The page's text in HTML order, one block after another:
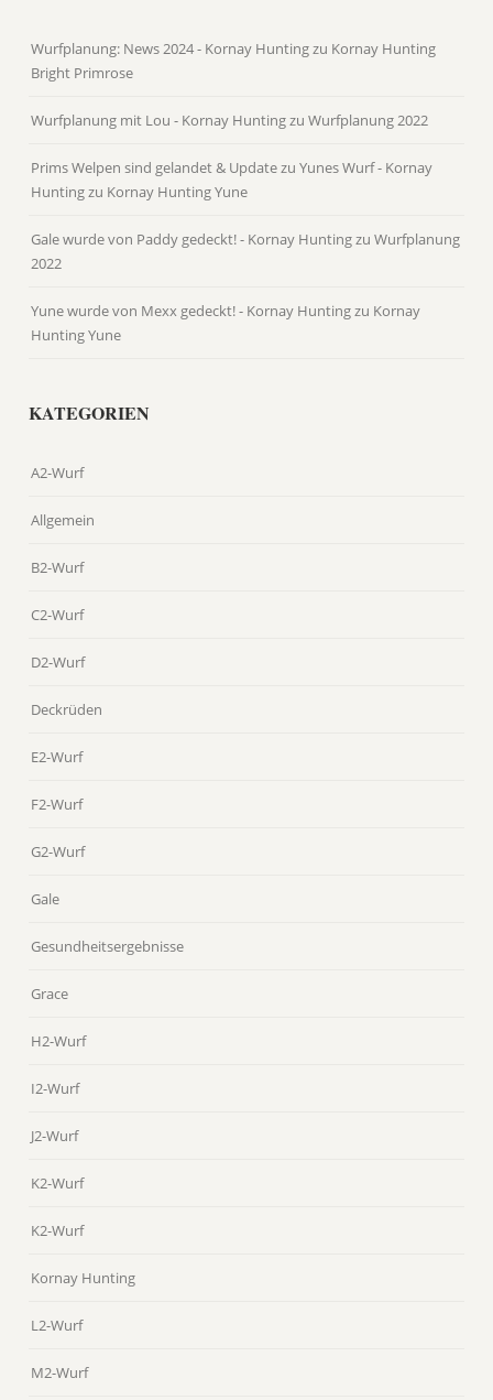
Wurfplanung: News 2024 - Kornay Huntingzu Kornay Hunting
Bright Primrose
Wurfplanung mit Lou - Kornay HuntingzuWurfplanung 2022
Prims Welpen sind gelandet & Update zu Yunes Wurf - Kornay
Huntingzu Kornay Hunting Yune
Gale wurde von Paddy gedeckt! - Kornay HuntingzuWurfplanung
2022
Yune wurde von Mexx gedeckt! - Kornay Huntingzu Kornay
Hunting Yune
KATEGORIEN
A2-Wurf
Allgemein
B2-Wurf
C2-Wurf
D2-Wurf
Deckrüden
E2-Wurf
F2-Wurf
G2-Wurf
Gale
Gesundheitsergebnisse
Grace
H2-Wurf
I2-Wurf
J2-Wurf
K2-Wurf
K2-Wurf
Kornay Hunting
L2-Wurf
M2-Wurf